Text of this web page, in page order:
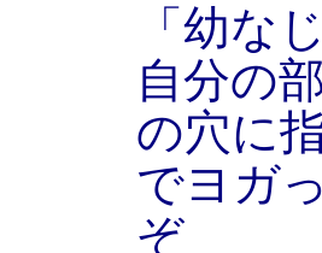
「幼な
自分の
の穴に
でヨガ
ぞ